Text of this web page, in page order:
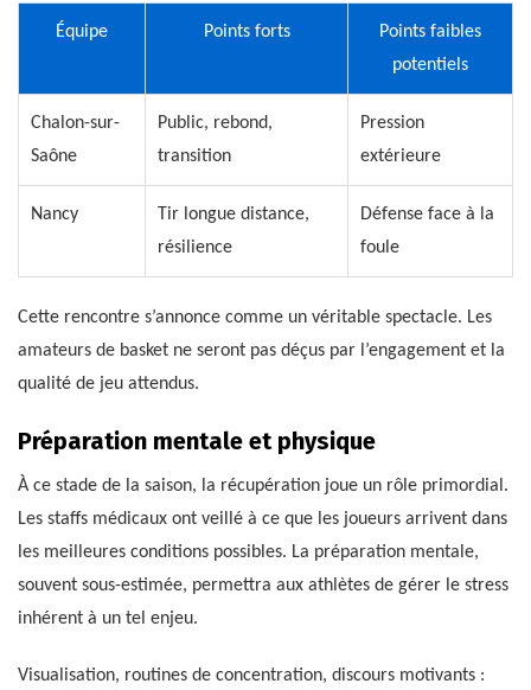
Équipe Points forts
Points faibles
potentiels
Chalon-sur-
Saône
Public, rebond,
transition
Pression
extérieure
Nancy
Tir longue distance,
résilience
Défense face à la
foule
Cette rencontre s’annonce comme un véritable spectacle. Les
amateurs de basket ne seront pas déçus par l’engagement et la
qualité de jeu attendus.
Préparation mentale et physique
À ce stade de la saison, la récupération joue un rôle primordial.
Les staffs médicaux ont veillé à ce que les joueurs arrivent dans
les meilleures conditions possibles. La préparation mentale,
souvent sous-estimée, permettra aux athlètes de gérer le stress
inhérent à un tel enjeu.
Visualisation, routines de concentration, discours motivants :